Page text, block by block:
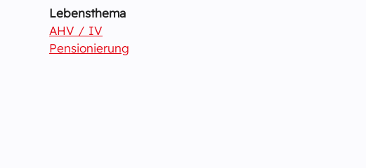
Lebensthema
AHV / IV
Pensionierung